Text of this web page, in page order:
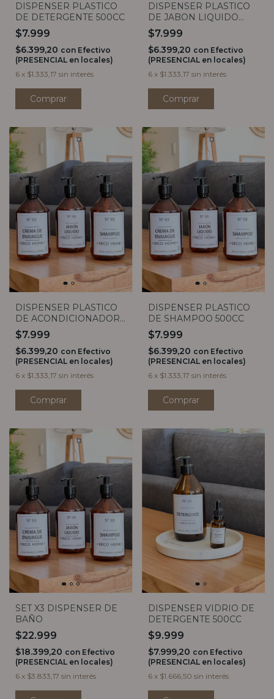
DISPENSER PLASTICO
DE DETERGENTE 500CC
$7.999
$6.399,20 con Efectivo
(PRESENCIAL en locales)
6 x $1.333,17 sin interés
DISPENSER PLASTICO
DE JABON LIQUIDO
500CC
$7.999
$6.399,20 con Efectivo
(PRESENCIAL en locales)
6 x $1.333,17 sin interés
DISPENSER PLASTICO
DE ACONDICIONADOR
500CC
$7.999
$6.399,20 con Efectivo
(PRESENCIAL en locales)
6 x $1.333,17 sin interés
DISPENSER PLASTICO
DE SHAMPOO 500CC
$7.999
$6.399,20 con Efectivo
(PRESENCIAL en locales)
6 x $1.333,17 sin interés
SET X3 DISPENSER DE
BAÑO
$22.999
$18.399,20 con Efectivo
(PRESENCIAL en locales)
6 x $3.833,17 sin interés
DISPENSER VIDRIO DE
DETERGENTE 500CC
$9.999
$7.999,20 con Efectivo
(PRESENCIAL en locales)
6 x $1.666,50 sin interés